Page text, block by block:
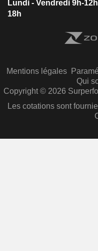
Lundi - Vendredi 9h-
18h
Mentions légales
Qui
Copyright © 2026
Les cotations sont